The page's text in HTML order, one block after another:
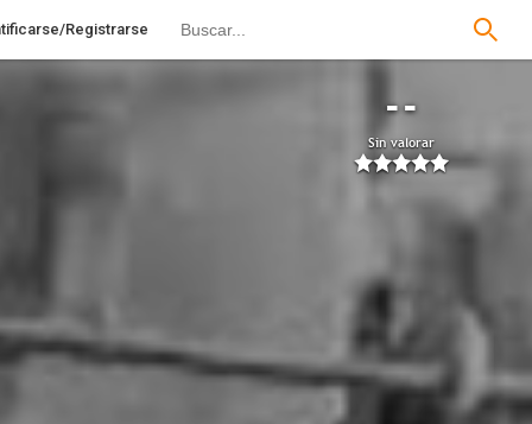
Registrarse
--
Sin valorar